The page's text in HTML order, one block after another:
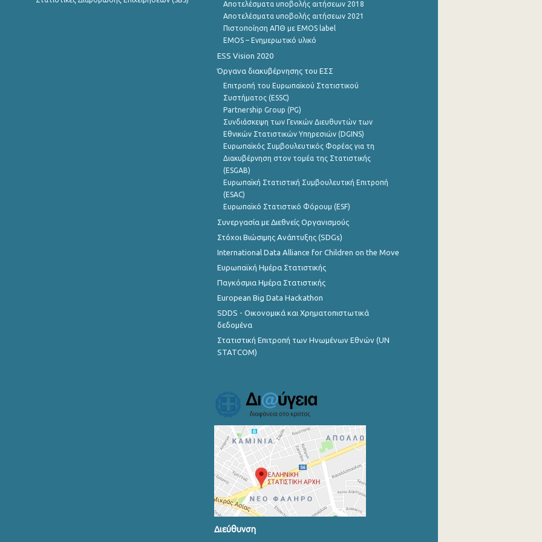
Αποτελέσματα υποβολής αιτήσεων 2018
Αποτελέσματα υποβολής αιτήσεων 2021
Πιστοποίηση ΑΠΘ με EMOS label
EMOS – Ενημερωτικό υλικό
ESS Vision 2020
Όργανα διακυβέρνησης του ΕΣΣ
Επιτροπή του Ευρωπαϊκού Στατιστικού
Συστήματος (ESSC)
Partnership Group (PG)
Συνδιάσκεψη των Γενικών Διευθυντών των
Εθνικών Στατιστικών Υπηρεσιών (DGINS)
Ευρωπαϊκός Συμβουλευτικός Φορέας για τη
Διακυβέρνηση στον τομέα της Στατιστικής
(ESGAB)
Ευρωπαϊκή Στατιστική Συμβουλευτική Επιτροπή
(ESAC)
Ευρωπαϊκό Στατιστικό Φόρουμ (ESF)
Συνεργασία με Διεθνείς Οργανισμούς
Στόχοι Βιώσιμης Ανάπτυξης (SDGs)
International Data Alliance for Children on the Move
Ευρωπαϊκή Ημέρα Στατιστικής
Παγκόσμια Ημέρα Στατιστικής
European Big Data Hackathon
SDDS - Οικονομικά και Χρηματοπιστωτικά
δεδομένα
Στατιστική Επιτροπή των Ηνωμένων Εθνών (UN
STATCOM)
Διεύθυνση